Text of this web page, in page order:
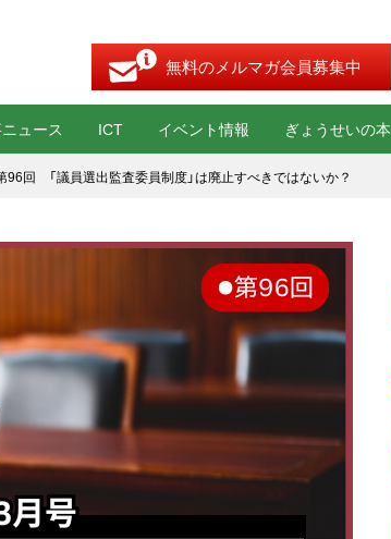
無料のメルマガ会員募集中
ュース ICT イベント情報 ぎょうせいの本
96回 「議員選出監査委員制度」は廃止すべきではないか？